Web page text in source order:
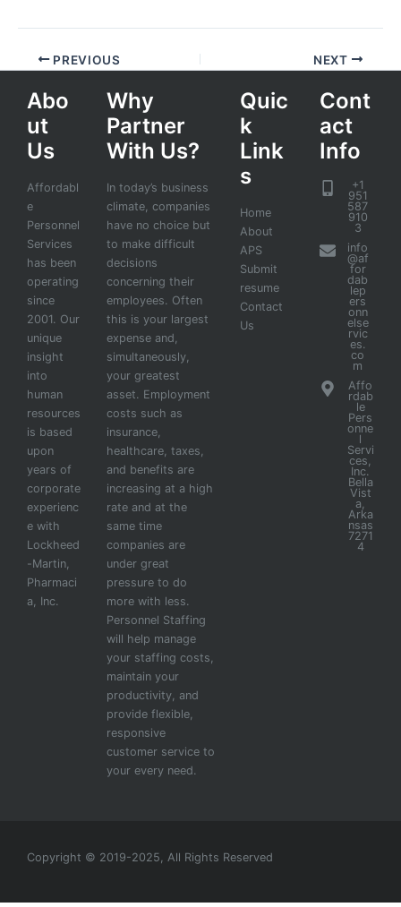
PREVIOUS NEXT
Abo
ut
Us
Affordabl
e
Personnel
Services
has been
operating
since
2001. Our
unique
insight
into
human
resources
is based
upon
years of
corporate
experienc
e with
Lockheed
-Martin,
Pharmaci
a, Inc.
Why
Partner
With Us?
In today’s business
climate, companies
have no choice but
to make difficult
decisions
concerning their
employees. Often
this is your largest
expense and,
simultaneously,
your greatest
asset. Employment
costs such as
insurance,
healthcare, taxes,
and benefits are
increasing at a high
rate and at the
same time
companies are
under great
pressure to do
more with less.
Personnel Staffing
will help manage
your staffing costs,
maintain your
productivity, and
provide flexible,
responsive
customer service to
your every need.
Quic
k
Link
s
Home
About
APS
Submit
resume
Contact
Us
Cont
act
Info
+1
951
587
910
3
info
@af
for
dab
lep
ers
onn
else
rvic
es.
co
m
Affo
rdab
le
Pers
onne
l
Servi
ces,
Inc.
Bella
Vist
a,
Arka
nsas
7271
4
Copyright © 2019-2025, All Rights Reserved